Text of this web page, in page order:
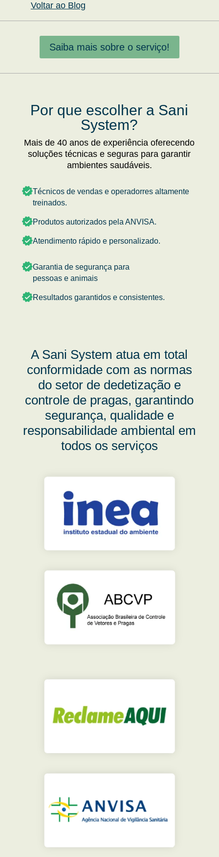
Voltar ao Blog
Saiba mais sobre o serviço!
Por que escolher a Sani
System?
Mais de 40 anos de experiência oferecendo
soluções técnicas e seguras para garantir
ambientes saudáveis.
Técnicos de vendas e operadorres altamente
treinados.
Produtos autorizados pela ANVISA.
Atendimento rápido e personalizado.
Garantia de segurança para
pessoas e animais
Resultados garantidos e consistentes.
A Sani System atua em total
conformidade com as normas
do setor de dedetização e
controle de pragas, garantindo
segurança, qualidade e
responsabilidade ambiental em
todos os serviços